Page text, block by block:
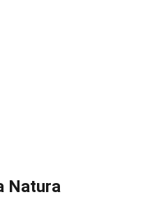
Natura